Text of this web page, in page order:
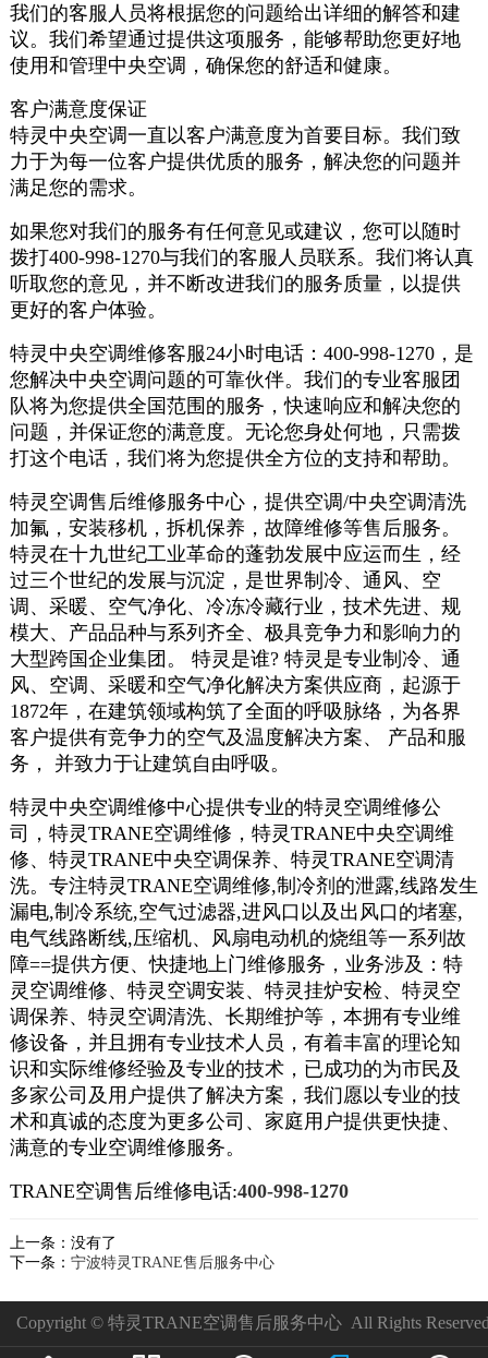
我们的客服人员将根据您的问题给出详细的解答和建
议。我们希望通过提供这项服务，能够帮助您更好地
使用和管理中央空调，确保您的舒适和健康。
客户满意度保证
特灵中央空调一直以客户满意度为首要目标。我们致
力于为每一位客户提供优质的服务，解决您的问题并
满足您的需求。
如果您对我们的服务有任何意见或建议，您可以随时
拨打400-998-1270与我们的客服人员联系。我们将认真
听取您的意见，并不断改进我们的服务质量，以提供
更好的客户体验。
特灵中央空调维修客服24小时电话：400-998-1270，是
您解决中央空调问题的可靠伙伴。我们的专业客服团
队将为您提供全国范围的服务，快速响应和解决您的
问题，并保证您的满意度。无论您身处何地，只需拨
打这个电话，我们将为您提供全方位的支持和帮助。
特灵空调售后维修服务中心，提供空调/中央空调清洗
加氟，安装移机，拆机保养，故障维修等售后服务。
特灵在十九世纪工业革命的蓬勃发展中应运而生，经
过三个世纪的发展与沉淀，是世界制冷、通风、空
调、采暖、空气净化、冷冻冷藏行业，技术先进、规
模大、产品品种与系列齐全、极具竞争力和影响力的
大型跨国企业集团。 特灵是谁? 特灵是专业制冷、通
风、空调、采暖和空气净化解决方案供应商，起源于
1872年，在建筑领域构筑了全面的呼吸脉络，为各界
客户提供有竞争力的空气及温度解决方案、 产品和服
务， 并致力于让建筑自由呼吸。
特灵中央空调维修中心提供专业的特灵空调维修公
司，特灵TRANE空调维修，特灵TRANE中央空调维
修、特灵TRANE中央空调保养、特灵TRANE空调清
洗。专注特灵TRANE空调维修,制冷剂的泄露,线路发生
漏电,制冷系统,空气过滤器,进风口以及出风口的堵塞,
电气线路断线,压缩机、风扇电动机的烧组等一系列故
障==提供方便、快捷地上门维修服务，业务涉及：特
灵空调维修、特灵空调安装、特灵挂炉安检、特灵空
调保养、特灵空调清洗、长期维护等，本拥有专业维
修设备，并且拥有专业技术人员，有着丰富的理论知
识和实际维修经验及专业的技术，已成功的为市民及
多家公司及用户提供了解决方案，我们愿以专业的技
术和真诚的态度为更多公司、家庭用户提供更快捷、
满意的专业空调维修服务。
TRANE空调售后维修电话:400-998-1270
上一条：没有了
下一条： 宁波特灵TRANE售后服务中心
Copyright © 特灵TRANE空调售后服务中心 All Rights